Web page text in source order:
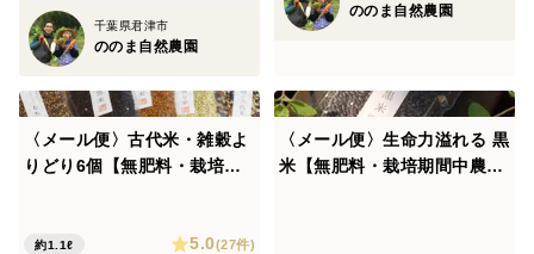
千葉県君津市
ののま自然農園
ののま自然農園
〈メール便〉古代米・雑穀よ
りどり6個【無肥料・栽培期
約1.1ℓ 5.0(27件)
〈メール便〉生命力溢れる 黒
米【無肥料・栽培期間中農薬